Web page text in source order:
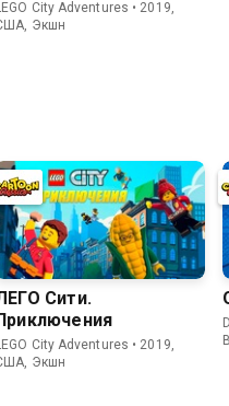
City Adventures • 2019,
Экшн
Сити.
City Adventures • 2019,
Экшн